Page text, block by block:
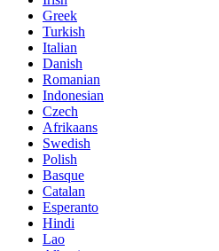
Greek
Turkish
Italian
Danish
Romanian
Indonesian
Czech
Afrikaans
Swedish
Polish
Basque
Catalan
Esperanto
Hindi
Lao